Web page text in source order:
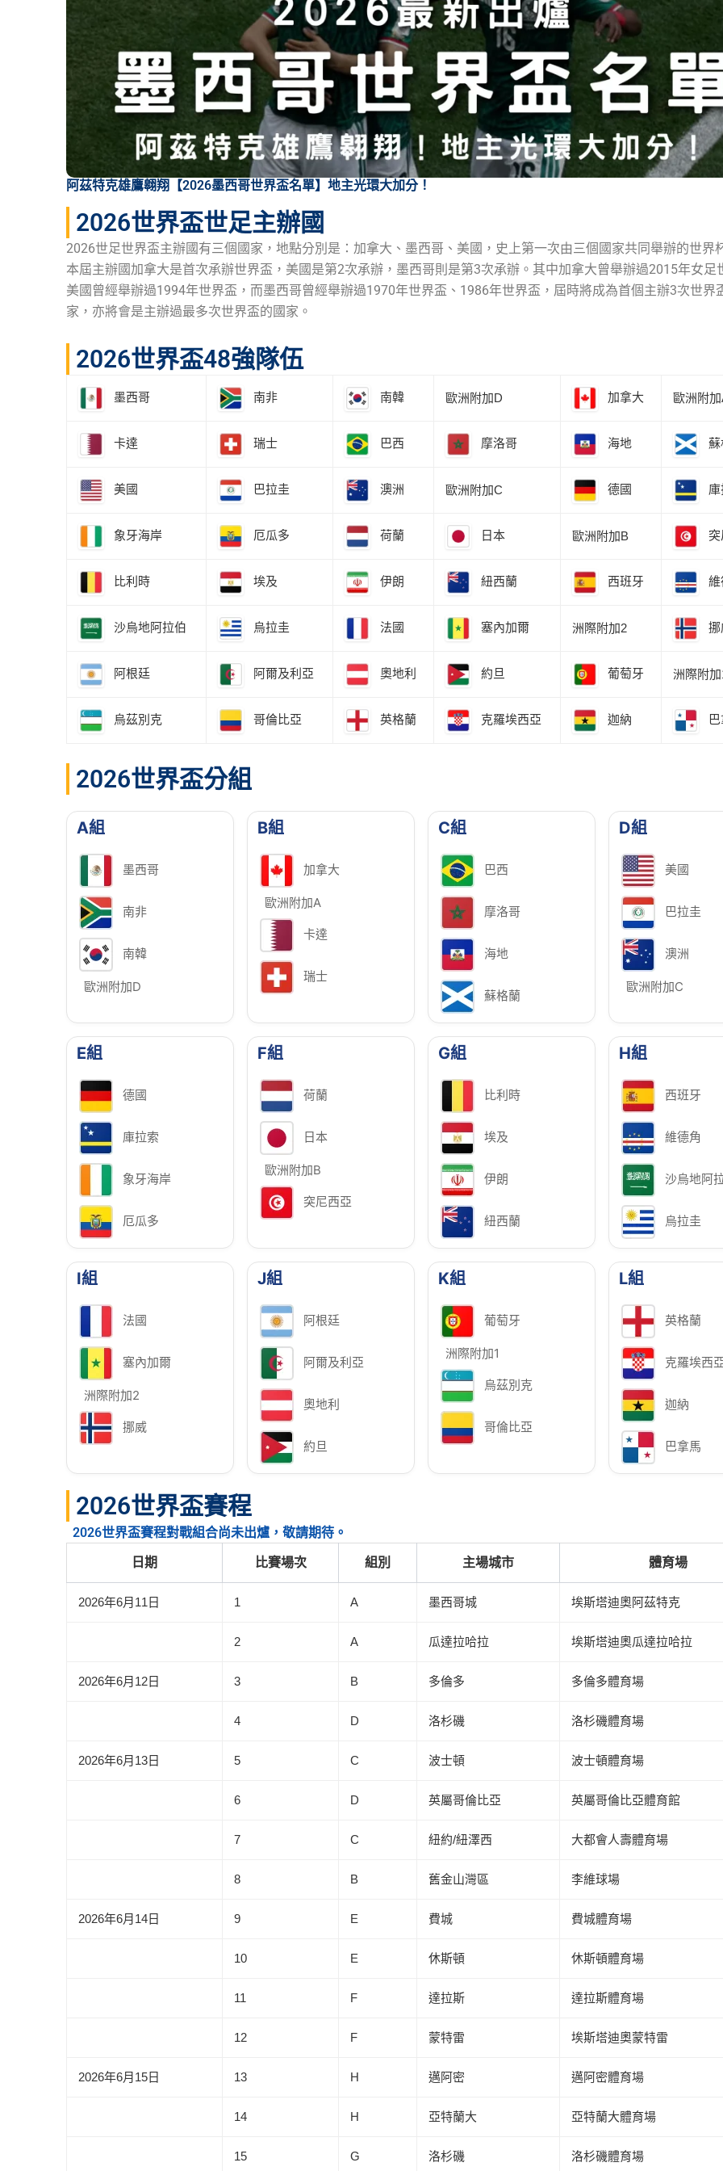
阿茲特克雄鷹翱翔【2026墨西哥世界盃名單】地主光環大加分！
2026世界盃世足主辦國
2026世足世界盃主辦國有三個國家，地點分別是：加拿大、墨西哥、美國，史上第一次由三個國家共同舉辦的世界
本屆主辦國加拿大是首次承辦世界盃，美國是第2次承辦，墨西哥則是第3次承辦。其中加拿大曾舉辦過2015年女足
美國曾經舉辦過1994年世界盃，而墨西哥曾經舉辦過1970年世界盃、1986年世界盃，屆時將成為首個主辦3次世界
家，亦將會是主辦過最多次世界盃的國家。
2026世界盃48強隊伍
墨西哥 南非 南韓 歐洲附加D 加拿大 歐洲附
卡達 瑞士 巴西 摩洛哥 海地 蘇
美國 巴拉圭 澳洲 歐洲附加C 德國
象牙海岸 厄瓜多 荷蘭 日本 歐洲附加B 突
比利時 埃及 伊朗 紐西蘭 西班牙 維
沙烏地阿拉伯 烏拉圭 法國 塞內加爾 洲際附加2 挪
阿根廷 阿爾及利亞 奧地利 約旦 葡萄牙 洲際附
烏茲別克 哥倫比亞 英格蘭 克羅埃西亞 迦納
2026世界盃分組
A組
墨西哥
南非
南韓
歐洲附加D
B組
加拿大
歐洲附加A
卡達
瑞士
C組
巴西
摩洛哥
海地
蘇格蘭
D組
美國
巴拉圭
澳洲
歐洲附加C
E組
德國
庫拉索
象牙海岸
厄瓜多
F組
荷蘭
日本
歐洲附加B
突尼西亞
G組
比利時
埃及
伊朗
紐西蘭
H組
西班牙
維德角
沙烏地阿
烏拉圭
I組
法國
塞內加爾
洲際附加2
挪威
J組
阿根廷
阿爾及利亞
奧地利
約旦
K組
葡萄牙
洲際附加1
烏茲別克
哥倫比亞
L組
英格蘭
克羅埃西
迦納
巴拿馬
2026世界盃賽程
2026世界盃賽程對戰組合尚未出爐，敬請期待。
日期 比賽場次 組別 主場城市 體育場
2026年6月11日 1 A 墨西哥城 埃斯塔迪奧阿茲特克
2 A 瓜達拉哈拉 埃斯塔迪奧瓜達拉哈拉
2026年6月12日 3 B 多倫多 多倫多體育場
4 D 洛杉磯 洛杉磯體育場
2026年6月13日 5 C 波士頓 波士頓體育場
6 D 英屬哥倫比亞 英屬哥倫比亞體育館
7 C 紐約/紐澤西 大都會人壽體育場
8 B 舊金山灣區 李維球場
2026年6月14日 9 E 費城 費城體育場
10 E 休斯頓 休斯頓體育場
11 F 達拉斯 達拉斯體育場
12 F 蒙特雷 埃斯塔迪奧蒙特雷
2026年6月15日 13 H 邁阿密 邁阿密體育場
14 H 亞特蘭大 亞特蘭大體育場
15 G 洛杉磯 洛杉磯體育場